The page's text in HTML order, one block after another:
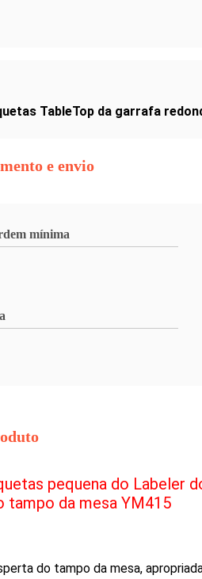
TableTop da garrafa
e envio
mínima
pequena do Labeler
tampo da mesa YM415
do tampo da mesa,